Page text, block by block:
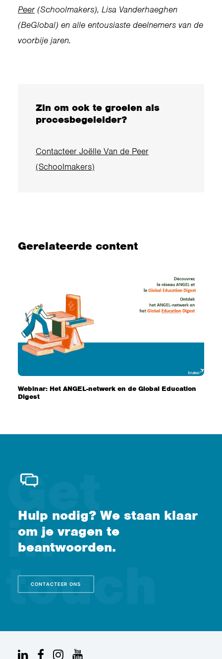
Peer(Schoolmakers), Lisa Vanderhaeghen
(BeGlobal) en alle entousiaste deelnemers van de
voorbije jaren.
Zin om ook te groeien als
procesbegeleider?
Contacteer Joëlle Van de Peer
(Schoolmakers)
Gerelateerde content
Webinar: Het ANGEL-netwerk en de Global Education
Digest
Hulp nodig? We staan klaar
om je vragen te
beantwoorden.
CONTACTEER ONS